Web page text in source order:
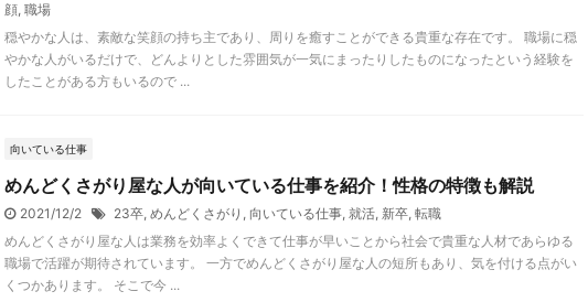
顔, 職場
穏やかな人は、素敵な笑顔の持ち主であり、周りを癒すことができる貴重な存在です。 職場に穏
やかな人がいるだけで、どんよりとした雰囲気が一気にまったりしたものになったという経験を
したことがある方もいるので ...
向いている仕事
めんどくさがり屋な人が向いている仕事を紹介！性格の特徴も解説
2021/12/2 23卒, めんどくさがり , 向いている仕事, 就活, 新卒, 転職
めんどくさがり屋な人は業務を効率よくできて仕事が早いことから社会で貴重な人材であらゆる
職場で活躍が期待されています。 一方でめんどくさがり屋な人の短所もあり、気を付ける点がい
くつかあります。 そこで今 ...